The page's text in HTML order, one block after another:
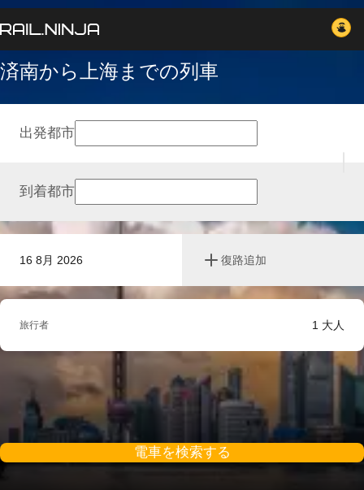
済南から上海までの列車
16 8月 2026 復路追加
出発都市
到着都市
旅行者 1 大人
電車を検索する